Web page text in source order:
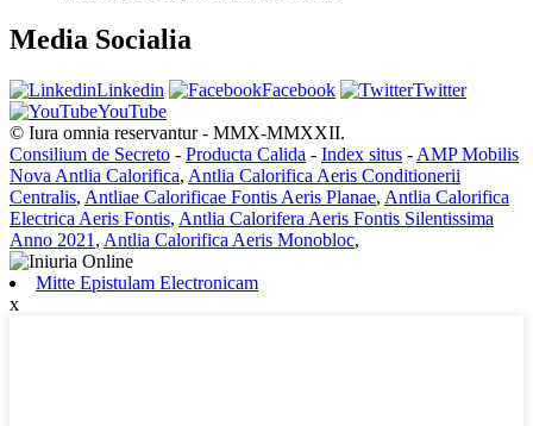
Media Socialia
Linkedin Facebook
Twitter
YouTube
© Iura omnia reservantur - MMX-MMXXII.
Consilium de Secreto - Producta Calida - Index situs - AMP Mobilis
Nova Antlia Calorifica, Antlia Calorifica Aeris Conditionerii
Centralis, Antliae Calorificae Fontis Aeris Planae, Antlia Calorifica
Electrica Aeris Fontis, Antlia Calorifera Aeris Fontis Silentissima
Anno 2021 , Antlia Calorifica Aeris Monobloc,
Mitte Epistulam Electronicam
x